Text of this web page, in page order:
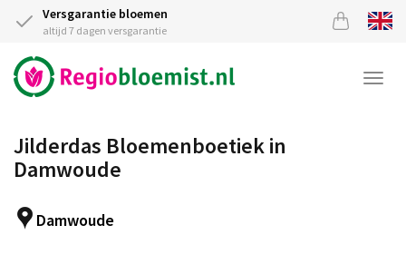
Versgarantie bloemen
altijd 7 dagen versgarantie
Jilderdas Bloemenboetiek in
Damwoude
Damwoude